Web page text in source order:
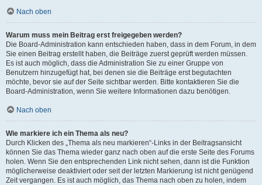
Nach oben
Warum muss mein Beitrag erst freigegeben werden?
Die Board-Administration kann entschieden haben, dass in dem Forum, in dem
Sie einen Beitrag erstellt haben, die Beiträge zuerst geprüft werden müssen.
Es ist auch möglich, dass die Administration Sie zu einer Gruppe von
Benutzern hinzugefügt hat, bei denen sie die Beiträge erst begutachten
möchte, bevor sie auf der Seite sichtbar werden. Bitte kontaktieren Sie die
Board-Administration, wenn Sie weitere Informationen dazu benötigen.
Nach oben
Wie markiere ich ein Thema als neu?
Durch Klicken des „Thema als neu markieren“-Links in der Beitragsansicht
können Sie das Thema wieder ganz nach oben auf die erste Seite des Forums
holen. Wenn Sie den entsprechenden Link nicht sehen, dann ist die Funktion
möglicherweise deaktiviert oder seit der letzten Markierung ist nicht genügend
Zeit vergangen. Es ist auch möglich, das Thema nach oben zu holen, indem